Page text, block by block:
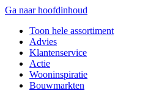
Ga naar hoofdinhoud
Toon hele assortiment
Advies
Klantenservice
Actie
Wooninspiratie
Bouwmarkten